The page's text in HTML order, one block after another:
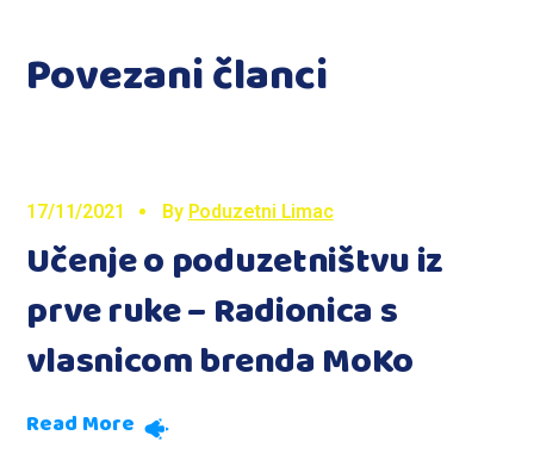
Povezani članci
17/11/2021 By Poduzetni Limac
Učenje o poduzetništvu iz
prve ruke – Radionica s
vlasnicom brenda MoKo
Read More